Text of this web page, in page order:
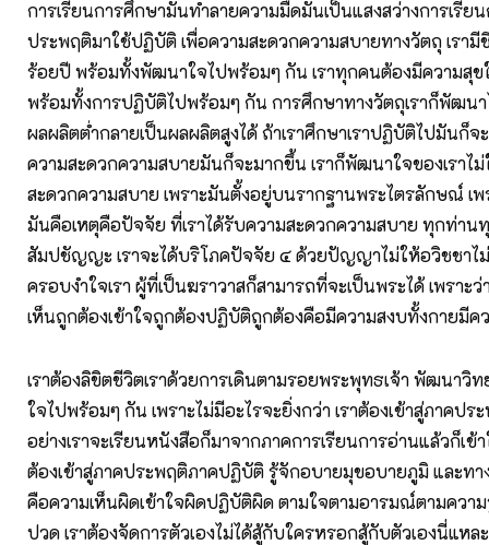
การเรียนการศึกษามันทำลายความมืดมันเป็นแสงสว่างการเรีย
ประพฤติมาใช้ปฏิบัติ เพื่อความสะดวกความสบายทางวัตถุ เรามี
ร้อยปี พร้อมทั้งพัฒนาใจไปพร้อมๆ กัน เราทุกคนต้องมีความสุข
พร้อมทั้งการปฏิบัติไปพร้อมๆ กัน การศึกษาทางวัตถุเราก็พัฒนา
ผลผลิตต่ำกลายเป็นผลผลิตสูงได้ ถ้าเราศึกษาเราปฏิบัติไปมันก็จ
ความสะดวกความสบายมันก็จะมากขึ้น เราก็พัฒนาใจของเราไ
สะดวกความสบาย เพราะมันตั้งอยู่บนรากฐานพระไตรลักษณ์ เ
มันคือเหตุคือปัจจัย ที่เราได้รับความสะดวกความสบาย ทุกท่าน
สัมปชัญญะ เราจะได้บริโภคปัจจัย ๔ ด้วยปัญญาไม่ให้อวิชชาไ
ครอบงำใจเรา ผู้ที่เป็นฆราวาสก็สามารถที่จะเป็นพระได้ เพราะ
เห็นถูกต้องเข้าใจถูกต้องปฏิบัติถูกต้องคือมีความสงบทั้งกายมีค
เราต้องลิขิตชีวิตเราด้วยการเดินตามรอยพระพุทธเจ้า พัฒนาวิ
ใจไปพร้อมๆ กัน เพราะไม่มีอะไรจะยิ่งกว่า เราต้องเข้าสู่ภาคป
อย่างเราจะเรียนหนังสือก็มาจากภาคการเรียนการอ่านแล้วก็เข้
ต้องเข้าสู่ภาคประพฤติภาคปฏิบัติ รู้จักอบายมุขอบายภูมิ และทา
คือความเห็นผิดเข้าใจผิดปฏิบัติผิด ตามใจตามอารมณ์ตามควา
ปวด เราต้องจัดการตัวเองไม่ได้สู้กับใครหรอกสู้กับตัวเองนี่แหล